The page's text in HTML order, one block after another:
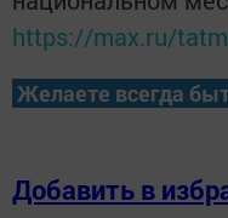
https://max.ru/
Желаете всегда
Добавить в